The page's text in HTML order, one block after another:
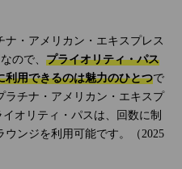
・アメリカン・エキスプレス
ので、 プライオリティ・パス
利用できるのは魅力のひとつで
ラチナ・アメリカン・エキスプ
オリティ・パスは、回数に制
ンジを利用可能です。（2025